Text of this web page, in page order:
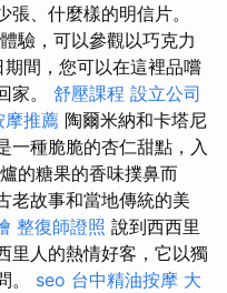
、什麼樣的明信片。
驗，可以參觀以巧克力
期間，您可以在這裡品嚐
家。 舒壓課程 設立公司
摩推薦 陶爾米納和卡塔尼
一種脆脆的杏仁甜點，入
的糖果的香味撲鼻而
老故事和當地傳統的美
整復師證照 說到西西里
里人的熱情好客，它以獨
。 seo 台中精油按摩 大